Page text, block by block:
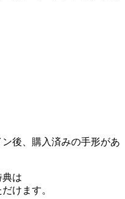
ン後、購入済みの手形があ
典は
けます。